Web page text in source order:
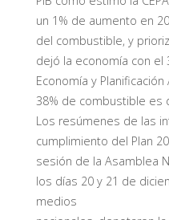
un 1% de aumento en
del combustible, y
dejó la economía con el
Economía y
38% de combustible es
Los resúmenes de las
cumplimiento del Plan
sesión de la Asamblea
los días 20 y 21 de
medios